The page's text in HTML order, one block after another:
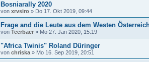
Bosniarally 2020
von xrvsiro » Do 17. Okt 2019, 09:44
Frage and die Leute aus dem Westen
von Teerbaer » Mo 27. Jan 2020, 15:19
"Africa Twinis" Roland Düringer
von chriska » Mo 16. Sep 2019, 20:51